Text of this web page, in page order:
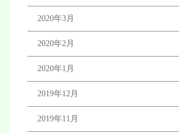
2020年3月
2020年2月
2020年1月
2019年12月
2019年11月